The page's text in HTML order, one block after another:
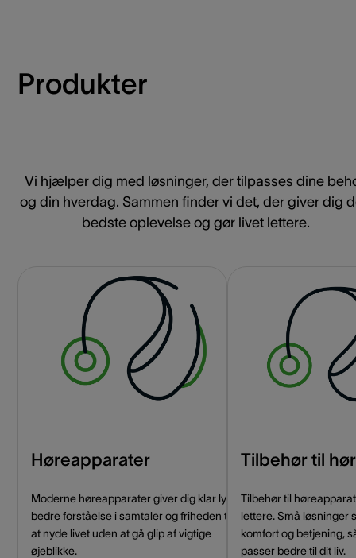
Produkter
Vi hjælper dig med løsninger, der tilpasses dine
og din hverdag. Sammen finder vi det, der giver dig
bedste oplevelse og gør livet lettere.
Høreapparater
Moderne høreapparater giver dig klar lyd,
bedre forståelse i samtaler og friheden til
at nyde livet uden at gå glip af vigtige
øjeblikke.
Tilbehør til
Tilbehør til
lettere. Små løsninger
komfort og betjening,
passer bedre til dit liv.